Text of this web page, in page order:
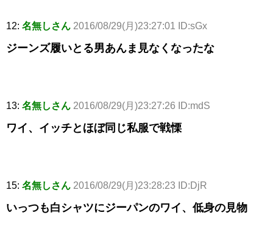
12: 名無しさん 2016/08/29(月)23:27:01 ID:sGx
ジーンズ履いとる男あんま見なくなったな
13: 名無しさん 2016/08/29(月)23:27:26 ID:mdS
ワイ、イッチとほぼ同じ私服で戦慄
15: 名無しさん 2016/08/29(月)23:28:23 ID:DjR
いっつも白シャツにジーパンのワイ、低身の見物